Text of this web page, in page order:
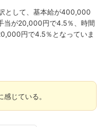
た
として、基本給が400,000
当が20,000円で4.5％、時間
円で4.5％となっていま
感じている。